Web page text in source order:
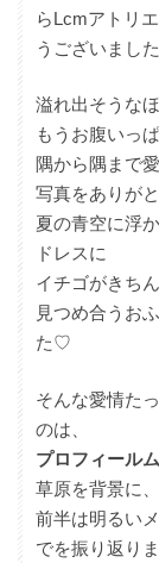
らLcmアトリ
うございました
溢れ出そうな
もうお腹いっ
隅から隅まで
写真をありが
夏の青空に浮
ドレスに
イチゴがきち
見つめ合うお
た♡
そんな愛情た
のは、
プロフィール
草原を背景に
前半は明るい
でを振り返りま